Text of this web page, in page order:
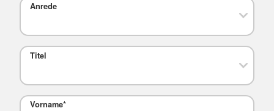
Anrede
Titel
Vorname*